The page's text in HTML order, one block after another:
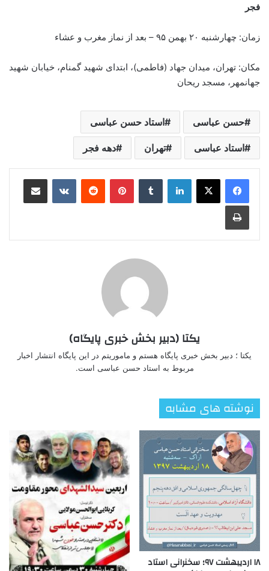
فجر
زمان: چهارشنبه ۲۰ بهمن ۹۵ – بعد از نماز مغرب و عشاء
مکان: تهران، میدان جهاد (فاطمی)، ابتدای شهید گمنام، خیابان شهید
جهانمهر، مسجد ریحان
حسن عباسی استاد حسن عباسی
استاد عباسی تهران دهه فجر
لینکدین ‫تامبلر ‫پین‌ترست‫رددیت ‫VKontakteاشتراک گذاری از طریق ایمیل
چاپ
یکتا (دبیر بخش خبری پایگاه)
یکتا ؛ دبیر بخش خبری پایگاه هستم و ماموریتم در این پایگاه انتشار اخبار
مربوط به استاد حسن عباسی است.
نوشته های مشابه
۱۸ اردیبهشت ۹۷؛ سخنرانی استاد